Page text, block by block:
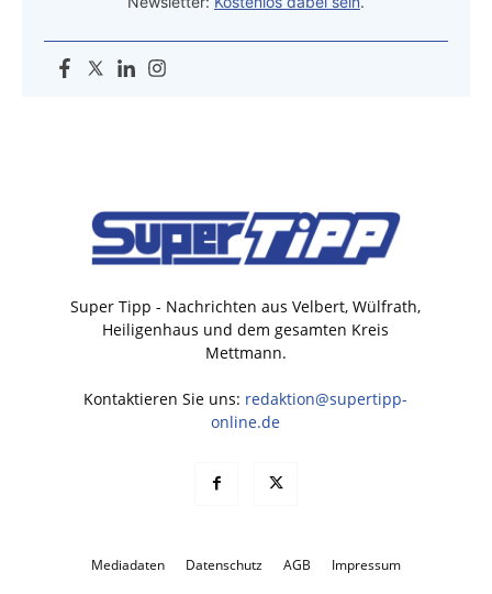
Super Tipp - Nachrichten aus Velbert, Wülfrath,
Heiligenhaus und dem gesamten Kreis
Mettmann.
Kontaktieren Sie uns: redaktion@supertipp-
online.de
Mediadaten Datenschutz AGB Impressum